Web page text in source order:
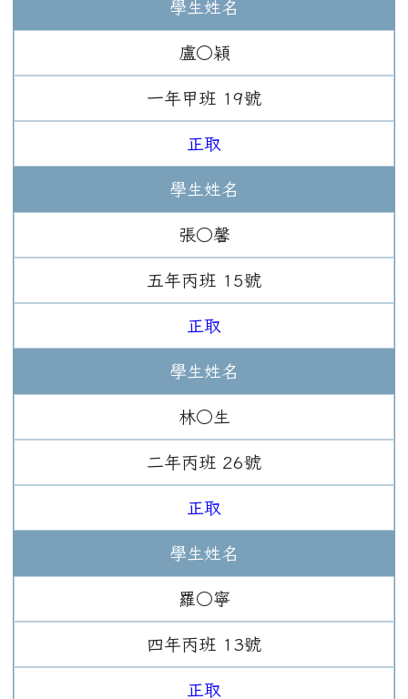
學生姓名
盧○穎
一年 甲班 19號
正取
學生姓名
張○馨
五年丙班 15號
正取
學生姓名
林○生
二年丙班 26號
正取
學生姓名
羅○寧
四年丙班 13號
正取